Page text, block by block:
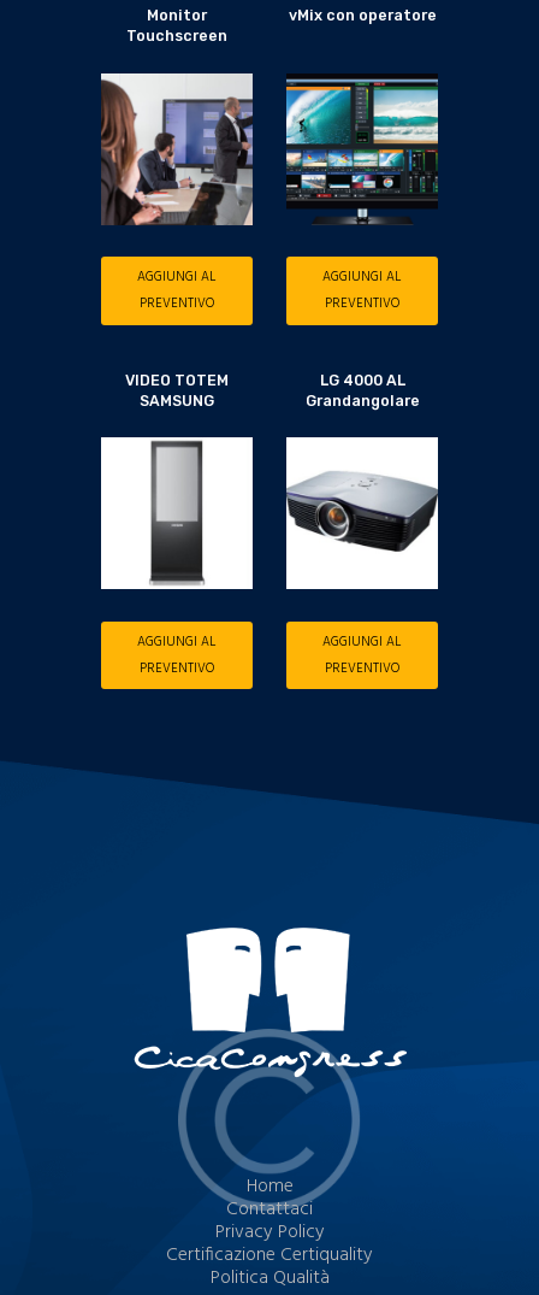
Monitor
Touchscreen
AGGIUNGI AL
PREVENTIVO
vMix con operatore
AGGIUNGI AL
PREVENTIVO
VIDEO TOTEM
SAMSUNG
AGGIUNGI AL
PREVENTIVO
LG 4000 AL
Grandangolare
AGGIUNGI AL
PREVENTIVO
Home
Contattaci
Privacy Policy
Certificazione Certiquality
Politica Qualità